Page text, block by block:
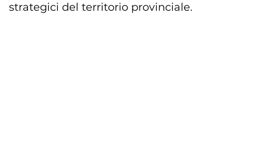
strategici del territorio provinciale.